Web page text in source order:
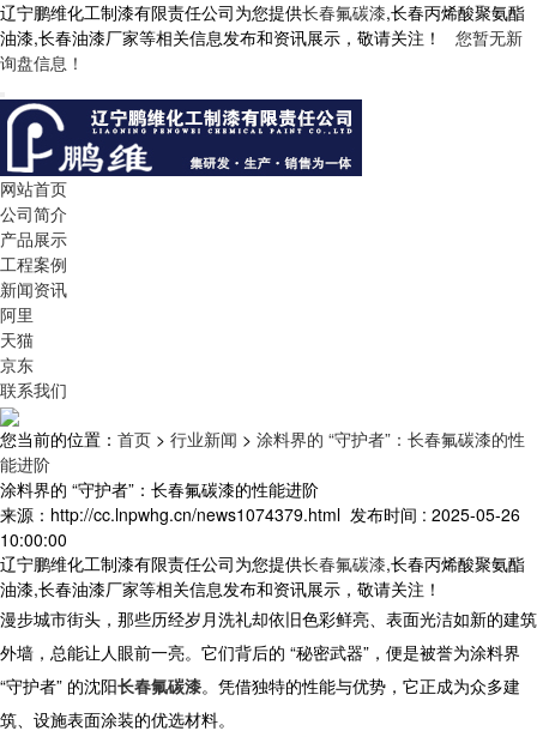
辽宁鹏维化工制漆有限责任公司为您提供长春氟碳漆,长春丙烯酸聚氨酯
油漆,长春油漆厂家等相关信息发布和资讯展示，敬请关注！ 您暂无新
询盘信息！
网站首页
公司简介
产品展示
工程案例
新闻资讯
阿里
天猫
京东
联系我们
您当前的位置： 首页 > 行业新闻 > 涂料界的 “守护者”：长春氟碳漆的性
能进阶
涂料界的 “守护者”：长春氟碳漆的性能进阶
来源：http://cc.lnpwhg.cn/news1074379.html 发布时间 : 2025-05-26
10:00:00
辽宁鹏维化工制漆有限责任公司为您提供长春氟碳漆,长春丙烯酸聚氨酯
油漆,长春油漆厂家等相关信息发布和资讯展示，敬请关注！
漫步城市街头，那些历经岁月洗礼却依旧色彩鲜亮、表面光洁如新的建筑
外墙，总能让人眼前一亮。它们背后的 “秘密武器”，便是被誉为涂料界
“守护者” 的沈阳长春氟碳漆。凭借独特的性能与优势，它正成为众多建
筑、设施表面涂装的优选材料。​